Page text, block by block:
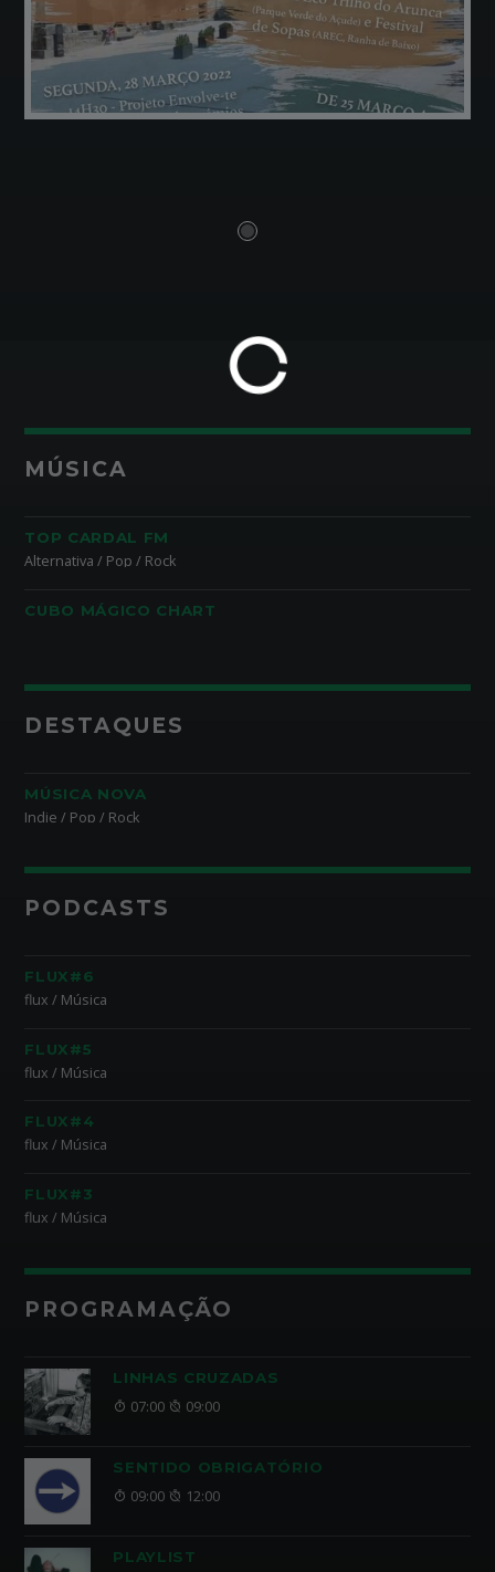
MÚSICA
TOP CARDAL FM
Alternativa / Pop / Rock
CUBO MÁGICO CHART
DESTAQUES
MÚSICA NOVA
Indie / Pop / Rock
PODCASTS
FLUX#6
flux / Música
FLUX#5
flux / Música
FLUX#4
flux / Música
FLUX#3
flux / Música
PROGRAMAÇÃO
LINHAS CRUZADAS
07:00 09:00
SENTIDO OBRIGATÓRIO
09:00 12:00
PLAYLIST